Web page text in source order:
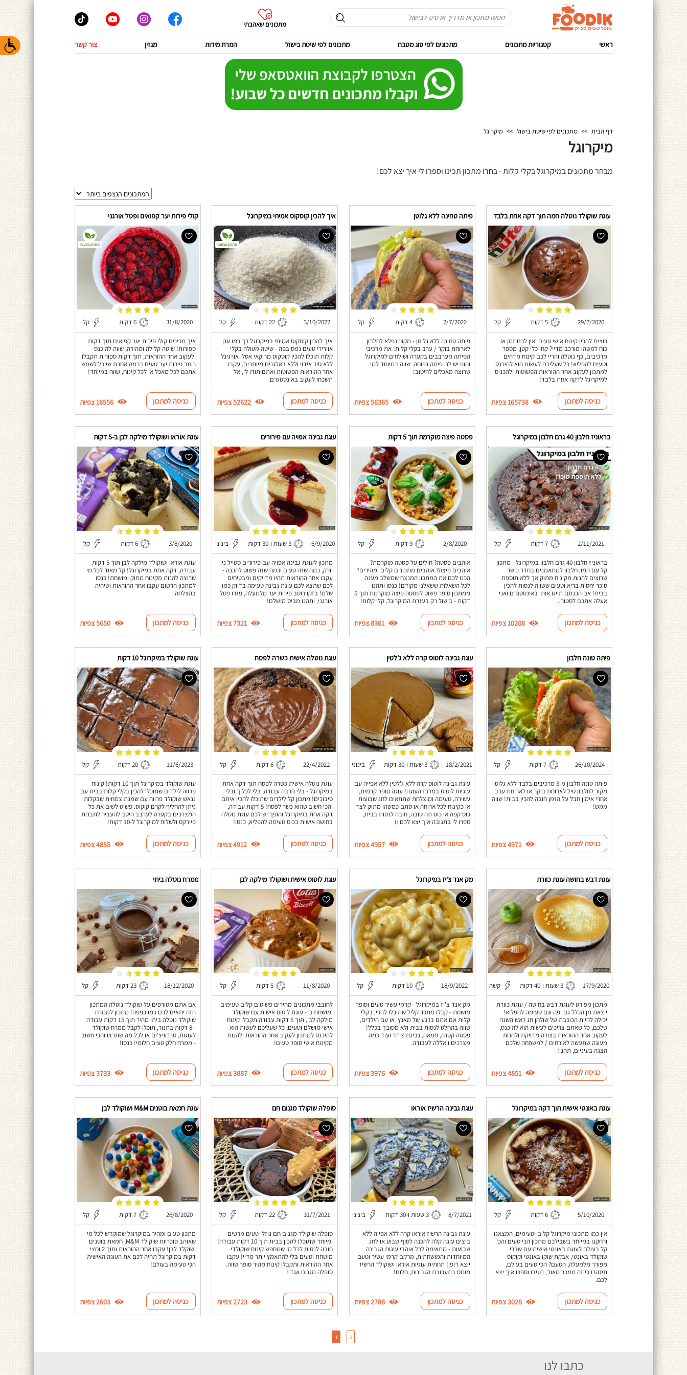
מתכונים שאהבתי
ראשי קטגוריות מתכונים מתכונים לפי סוג מטבח מתכונים לפי שיטת בישול המרת מידות מגזין צור קשר
דף הבית >> מתכונים לפי שיטת בישול >> מיקרוגל
מיקרוגל
מבחר מתכונים במיקרוגל בקלי קלות - בחרו מתכון תכינו וספרו לי איך יצא לכם!
עוגת שוקולד נוטלה חמה תוך דקה אחת בלבד
29/7/2020 5 דקות קל
רוצים להכין קינוח אישי טעים ואין לכם זמן או
כוח למשהו מורכב מדיי? קחו כלי קטן, מספר
מרכיבים, כף נוטלה והריי לכם קינוח מדהים
וטעים להפליא! כל שעליכם לעשות הוא להיכנס
למתכון לעקוב אחר ההוראות הפשוטות ולהכניס
למיקרוגל לדקה אחת בלבד!
כניסה למתכון 165738 צפיות
פיתה טחינה ללא גלוטן
2/7/2022 4 דקות קל
פיתה טחינה ללא גלוטן - מקור נפלא לחלבון
לארוחת בוקר / ערב בקלי קלות! את מרכיבי
הפיתה מערבבים בקערה ושולחים למיקרוגל
והופ יש לנו פיתה נפוחה. שווה במיוחד למי
שרוצה מאכלים לחיטוב!
כניסה למתכון 56365 צפיות
איך להכין קוסקוס אמיתי במיקרוגל
3/10/2022 22 דקות קל
איך להכין קוסקוס אמיתי במיקרוגל רך כמו ענן
אוורירי טעים נמס בפה - שיטה מעולה בקלי
קלות תוכלו להכין קוסקוס מרוקאי אסלי אורגינל
ללא סיר אידוי וללא באלגנים מיותרים, עקבו
אחר ההוראות הפשוטות ואתם תודו לי, אל
תשכחו לעקוב באינסטגרם.
מתכון טבעוני
כניסה למתכון 52622 צפיות
קולי פירות יער קפואים ופטל אורגני
31/8/2020 6 דקות קל
איך מכינים קולי פירות יער קפואים תוך דקות
ספורות! שיטה קלילה ומהירה, שווה להיכנס
ולעקוב אחר ההוראות, תוך דקות ספורות תקבלו
רוטב פירות יער טעים ברמה אחרת שיוכל לשמש
אתכם לכל מאכל או לכל קינוח, שווה במיוחד!
מתכון טבעוני
כניסה למתכון 16556 צפיות
בראוניז חלבון 40 גרם חלבון במיקרוגל
2/11/2021 7 דקות קל
בראוניז חלבון 40 גרם חלבון במיקרוגל - מתכון
קל עם המון חלבון למתאמנים בחדר כושר
שרוצים להנות מקינוח מתוק אך ללא תוספת
סוכר יחסית בריא וטעים ששווה לנסות להכין
בבית! אם הכנתם תייגו אותי באינסטגרם ואני
אעלה אתכם לסטורי.
כניסה למתכון 10208 צפיות
פסטה פיצה מוקרמת תוך 5 דקות
2/8/2020 9 דקות קל
אוהבים פסטה? חולים על פסטה מוקרמת?
אוהבים פיצה? אוהבים מתכונים קלים ומהירים?
הכנו לכם את המתכון המנצח שמשלב מענה
לכל השאלות ששאלנו מקודם! כנסו ותהנו
ממתכון סופר פשוט לפסטה פיצה מוקרמת תוך 5
דקות - בישול רק בעזרת המיקרוגל, קלי קלות!
כניסה למתכון 8361 צפיות
עוגת גבינה אפויה עם פירורים
6/9/2020 3 שעות ו-30 דקות בינוני
מתכון לעוגת גבינה אפויה עם פירורים סטייל ניו
יורק, כמה שזה טעים וכמה שזה פשוט להכנה -
עקבו אחר ההוראות תהיו מדויקים ומבטיחים
לכם שתצא לכם עוגת גבינה טעימה בדיוק כמו
שלנו! בזקו רוטב פירות יער מלמעלה, פזרו פטל
אורגני, ותהנו מביס מושלם!
כניסה למתכון 7321 צפיות
עוגת אוראו ושוקולד מילקה לבן ב-5 דקות
3/8/2020 6 דקות קל
עוגת אוראו ושוקולד מילקה לבן תוך 5 דקות
עבודה, דקה אחת במיקרוגל! קל מאוד לכל מי
שרוצה להנות מקינוח מתוק ומושחת! כנסו
למתכון הרשום עקבו אחר ההוראות ושיהיה
בהצלחה.
כניסה למתכון 5650 צפיות
פיתה טונה חלבון
26/10/2024 7 דקות קל
פיתה טונה חלבון מ-3 מרכיבים בלבד ללא גלוטן
מקור לחלבון טיל לארוחת בוקר או לארוחת ערב
אחרי אימון חבל על הזמן חובה להכין בבית! שווה
ממש!
כניסה למתכון 4971 צפיות
עוגת גבינה לוטוס קרה ללא ג'לטין
18/2/2021 3 שעות ו-30 דקות בינוני
עוגת גבינה לוטוס קרה ללא ג'לטין ללא אפייה עם
עוגיות לוטוס במרכז העוגה! עוגה סופר קרמית,
עשירה, טעימה ומוצלחת שתתאים לחג שבועות
או כקינוח לכל ארוחה או סתם כמשהו מתוק לצד
כוס קפה או כוס תה טובה, חובה לנסות בבית,
ספרו לי בתגובה איך יצא לכם :)
כניסה למתכון 4957 צפיות
עוגת נוטלה אישית כשרה לפסח
22/4/2022 6 דקות קל
עוגת נוטלה אישית כשרה לפסח תוך דקה אחת
במיקרוגל - בלי הרבה עבודה, בלי לכלוך ובלי
סיבוכים! מתכון קל לילדים שתוכלו להכין איתם
והכי חשוב שהוא כשר לפסח! 5 דקות עבודה,
דקה אחת במיקרוגל והופך יש לכם עוגת נוטלה
בחושה אישית בכוס טעימה להפליא, כנסו!
כניסה למתכון 4912 צפיות
עוגת שוקולד במיקרוגל 10 דקות
11/6/2023 20 דקות קל
עוגת שוקולד במיקרוגל תוך 10 דקות! קינוח
פרווה לילדים שתוכלו להכין בקלי קלות בבית עם
גנאש שוקולד פרווה עם שמנת צמחית שבקלות
ניתן להחליף לקרם קוקוס. פשוט לשים את כל
המצרכים בקערה לערבב היטב להעביר לתבנית
פיירקס ולשלוח למיקרוגל ל-10 דקות!
כניסה למתכון 4855 צפיות
עוגת דבש בחושה עוגת כוורת
17/9/2020 3 שעות ו-40 דקות קשה
מתכון מפורט לעוגת דבש בחושה / עוגת כוורת
יוצאת מן הכלל גם יפה וגם טעימה להפליא!
יכולה להיות הכוכבת של שולחן חג ראש השנה
שלכם, כל שאתם צריכים לעשות הוא להיכנס,
לעקוב אחר ההוראות בצורה מדויקת ולהנות
מעוגה שתעשה לאורחים / למשפחה שלכם
הצגה בעיניים, תהנו!
כניסה למתכון 4851 צפיות
מק אנד צ'יז במיקרוגל
18/9/2022 10 דקות קל
מק אנד צ'יז במיקרוגל - קרמי עשיר טעים וסופר
מושחת - קבלו מתכון קליל שתוכלו להכין בקלי
קלות אם אתם ברגע של מאנץ' או עם הילדים,
שווה בהחלט לנסות בבית ולא מסובך בכלל!
פסטה קטנה, חמאה, גבינת צ'דר ועוד כמה
מצרכים ויאללה לעבודה.
כניסה למתכון 3976 צפיות
עוגת לוטוס אישית ושוקולד מילקה לבן
11/8/2020 5 דקות קל
לחובבי מתכונים מהירים פשוטים קלים טעימים
ומושחתים - עוגת לוטוס אישית עם שוקולד
מילקה לבן, תוך 5 דקות עבודה תקבלו קינוח
אישי מושלם וטעים, כל שעליכם לעשות הוא
להיכנס למתכון לעקוב אחר ההוראות ולהנות
מקינוח אישי סופר טעים!
כניסה למתכון 3887 צפיות
ממרח נוטלה ביתי
18/12/2020 23 דקות קל
אם אתם מטורפים על שוקולד נוטלה המתכון
הזה יתאים לכם כמו כפפה! מתכון לממרח
שוקולד נוטלה ביתי מהיר תוך 15 דקות עבודה
ו-8 דקות בתנור, תוכלו לקבל ממרח שוקולד
לעוגות, סנדוויצ'ים או לכל מה שתרצו והכי חשוב
- ממרח חלק טעים חלומי! כנסו!
כניסה למתכון 3733 צפיות
עוגת באונטי אישית תוך דקה במיקרוגל
5/10/2020 6 דקות קל
אין כמו מתכוני מיקרוגל קלים וטעימים, המצאנו
ורחקנו במיוחד בשבילכם מתכון הכי טעים והכי
קל בעולם לעוגת באונטי אישית עם שברי
שוקולד באונטי, אבקת שוקו באונטי וקוקוס
מפורר מלמעלה, הטעם? הכי טעים בעולם,
תיזהרו כי זה ממכר מאוד, תגיבו וספרו איך יצא
לכם.
כניסה למתכון 3028 צפיות
עוגת גבינה הרשיז אוראו
8/7/2021 3 שעות ו-30 דקות בינוני
עוגת גבינה הרשיז אוראו קרה ללא אפייה ללא
ביצים עוגה קלה להכנה לסוף שבוע או לחג
שבועות - מתאימה לכל אוהבי עוגות הגבינה
המיוחדות והמושחתות, מרקם קרמי עשיר וטעם
יוצא דופן! תחתית עוגיות אוראו ושוקולד הרשיז
מומס בתערובת הגבינות, חלום!
כניסה למתכון 2788 צפיות
סופלה שוקולד מגנום חם
31/7/2021 22 דקות קל
סופלה שוקולד מגנום חם נוזלי טעים מרשים
ומיוחד שתוכלו להכין בבית תוך 10 דקות עבודה!
חובה לנסות לכל מי שמחפש קינוח שוקולדי
מושחת וטעים בלי להתאמץ יותר מדיי! עקבו
אחר ההוראות ותקבלו קינוח מהיר סופר שווה.
סופלה מגנום אגדי!
כניסה למתכון 2723 צפיות
עוגת חמאת בוטנים M&M ושוקולד לבן
26/8/2020 7 דקות קל
מתכון טעים ומהיר במיקרוגל שמוקדש לכל מי
שאוהב סוכריות שוקולד M&M, חמאת בוטנים
ושוקלד לבן! עקבו אחר ההוראות ותוך 2 וחצי
דקות במיקרוגל תהיה לכם את העוגה האישית
הכי טעימה בעולם!
כניסה למתכון 2603 צפיות
1 2
כתבו לנו